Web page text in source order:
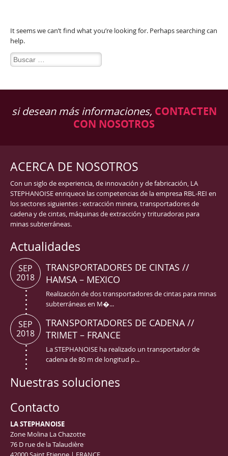
It seems we can’t find what you’re looking for. Perhaps searching can
help.
Buscar:
si desean más informaciones, CONTACTEN
CON NOSOTROS
ACERCA DE NOSOTROS
Con un siglo de experiencia, de innovación y de fabricación, LA
STEPHANOISE enriquece las competencias de la empresa RBL-REI en
los sectores siguientes : extracción minera, transportadores de
cadena y de cintas, máquinas de extracción y trituradoras para
minas subterráneas.
Actualidades
TRANSPORTADORES DE CINTAS //
HAMSA – MEXICO
Realización de dos transportadores de cintas para minas
subterráneas en M�...
SEP
2018
TRANSPORTADORES DE CADENA //
TRIMET – FRANCE
La STEPHANOISE ha realizado un transportador de
cadena de 80 m de longitud p...
SEP
2018
Nuestras soluciones
Contacto
LA STEPHANOISE
Zone Molina La Chazotte
76 D rue de la Talaudière